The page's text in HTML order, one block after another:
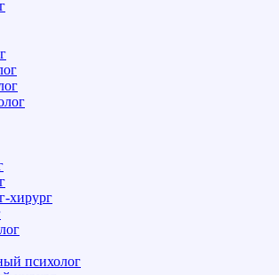
хирург
психолог